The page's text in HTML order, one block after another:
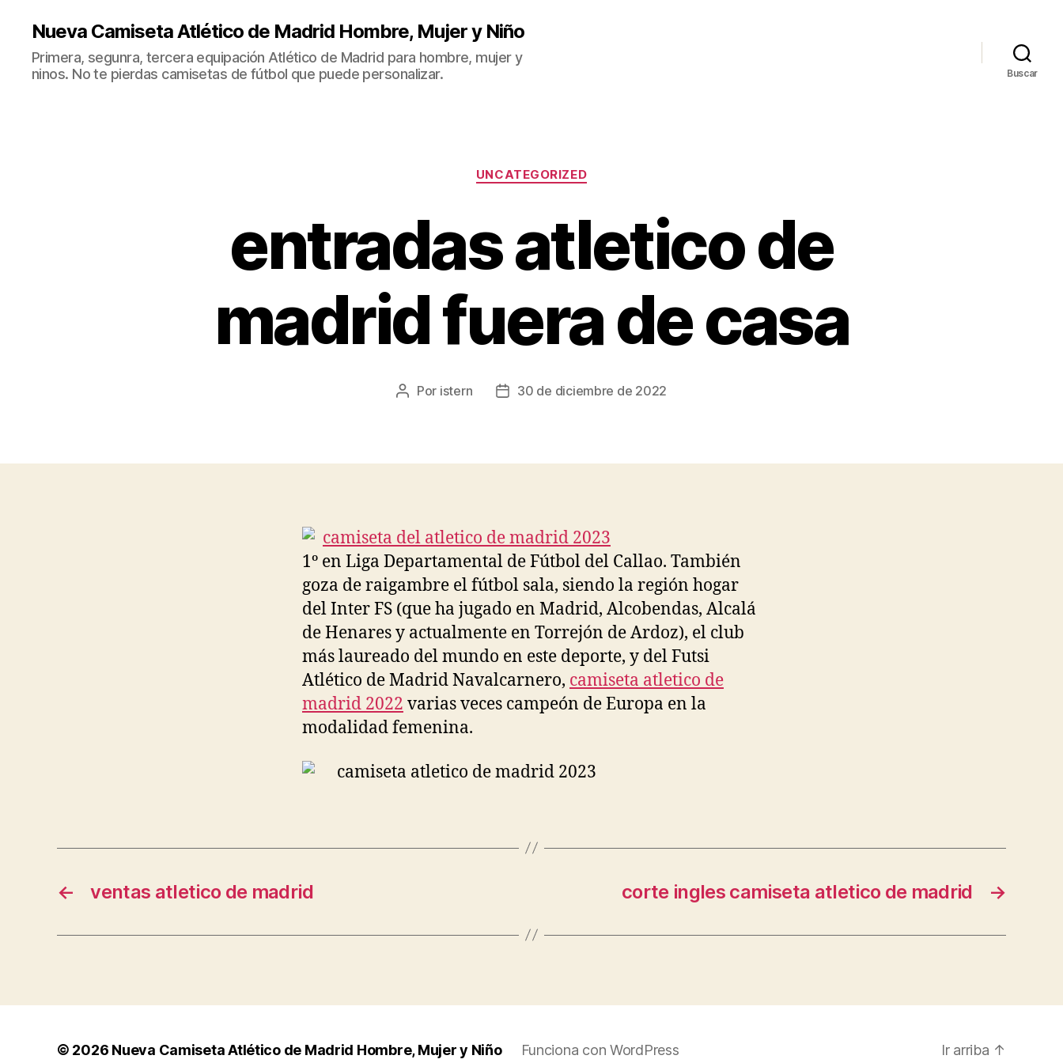
Nueva Camiseta Atlético de Madrid Hombre, Mujer y Niño
Primera, segunra, tercera equipación Atlético de Madrid para hombre, mujer y
ninos. No te pierdas camisetas de fútbol que puede personalizar.
Buscar
Categorías
UNCATEGORIZED
entradas atletico de
madrid fuera de casa
Autor
Por istern
Fecha30 de diciembre de 2022
1º en Liga Departamental de Fútbol del Callao. También
goza de raigambre el fútbol sala, siendo la región hogar
del Inter FS (que ha jugado en Madrid, Alcobendas, Alcalá
de Henares y actualmente en Torrejón de Ardoz), el club
más laureado del mundo en este deporte, y del Futsi
Atlético de Madrid Navalcarnero, camiseta atletico de
madrid 2022 varias veces campeón de Europa en la
modalidad femenina.
← ventas atletico de madrid →
corte ingles camiseta atletico de madrid
© 2026 Nueva Camiseta Atlético de Madrid Hombre, Mujer y Niño Funciona con WordPress Ir arriba ↑